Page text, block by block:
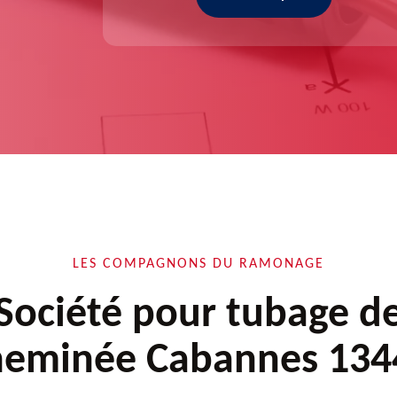
LES COMPAGNONS DU RAMONAGE
pour tubage
Cabannes